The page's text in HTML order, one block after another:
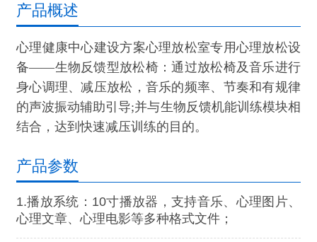
产品概述
心理健康中心建设方案心理放松室专用心理放松设
备——生物反馈型放松椅：通过放松椅及音乐进行
身心调理、减压放松，音乐的频率、节奏和有规律
的声波振动辅助引导;并与生物反馈机能训练模块相
结合，达到快速减压训练的目的。
产品参数
1.播放系统：10寸播放器，支持音乐、心理图片、
心理文章、心理电影等多种格式文件；